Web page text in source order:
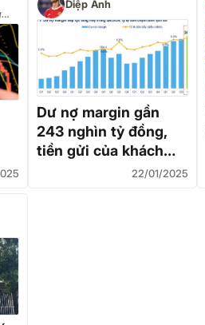
Diệp Anh
Dư nợ margin gần
243 nghìn tỷ đồng,
tiền gửi của khách
hàng giảm mạnh22/01/2025